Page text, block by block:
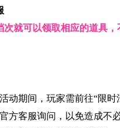
就可以领取相应的道具
动期间，玩家需前往“限
方客服询问，以免造成不